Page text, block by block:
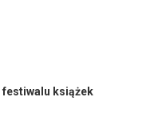
festiwalu książek